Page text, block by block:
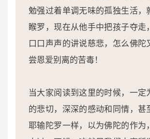
勉强过着单调无味的孤独生活，
睺罗，现在从他手中把孩子夺走
口口声声的讲说慈悲，怎么佛陀
尝恩爱别离的苦毒！
当大家阅读到这里的时候，一定
的悲切，深深的感动和同情，甚
耶输陀罗一样，以为佛陀的作为